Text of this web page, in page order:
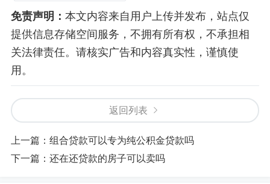
免责声明： 本文内容来自用户上传并发布，站点仅
提供信息存储空间服务，不拥有所有权，不承担相
关法律责任。请核实广告和内容真实性，谨慎使
用。
返回列表
上一篇： 组合贷款可以专为纯公积金贷款吗
下一篇： 还在还贷款的房子可以卖吗